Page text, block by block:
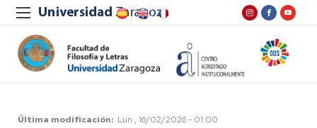
Última modificación Lun , 16/02/2026 - 01:00